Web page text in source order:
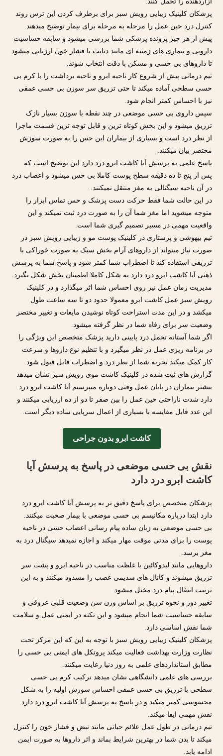
پزشکان کلینیک زیبایی رویش سبز برای برطرف کردن این ترس روند
کنترل درد حین عمل را مرحله به مرحله برای بیمار توضیح میدهند.
پیش از هر چیز پرونده پزشکی شما بررسی میشود و سابقه حساسیت
دارویی و بیماری های زمینه ای مانند دیابت یا فشار خون ارزیابی میشود
تا داروهای بی حسی و مسکن با دقت انتخاب شوند.
تیم درمانی پیش از شروع کار ناحیه ابرو و ناحیه برداشت را با کرم بی
حسی سطحی آماده میکند تا حتی تزریق سر سوزن بی حسی عمقی
نیز با احساس کمتر انجام شود.
سپس داروی بی حسی موضعی در چند نقطه با سوزن بسیار نازک
تزریق میشود و این بخش کوتاه ترین و قابل توجه ترین قسمت ماجرا
از نظر درد است و بسیاری از بیماران این حس را به صورت سوزش
مختصر بیان میکنند.
پاسخ علمی به پرسش آیا کاشت ابرو درد دارد این توضیح است که
پس از پنج تا ده دقیقه سطح پوست کاملا بی حس میشود و اعصاب درد
در آن ناحیه سیگنالی به مغز منتقل نمیکنند.
در این حالت شما فقط حرکت دست پزشک و حس تماس ابزار را
متوجه میشوید اما مغز شما آن را به صورت درد ثبت نمیکند و این
واقعیت مهمی در مسیر تصمیم گیری شما است.
تیم بیهوشی و پرستاری در کلینیک پوست مو و زیبایی رویش سبز در
صورت نیاز میتواند از داروهای آرام بخش سبک به صورت خوراکی یا
تزریقی استفاده کند تا اضطراب شما کمتر شود و پاسخ شما به پرسش
ذهنی آیا کاشت ابرو درد دارد به شکل کاملا اطمینان بخش شکل بگیرد.
مدیریت زمان عمل نیز روی احساس شما اثر میگذارد و در کلینیک
رویش سبز عمل کاشت ابرو معمولا حدود دو تا سه ساعت طول
میکشد و در این مدت استراحت کوتاه نوشیدن مایعات و تغییر مختصر
وضعیت سر برای رفاه شما در نظر گرفته میشود.
اگر شما آستانه تحمل درد پایینی دارید پزشک متخصص این ویژگی را
در برنامه ریزی عمل در نظر میگیرد و با تنظیم نوع داروها و سرعت
کار کمک میکند تجربه شما از نظر درد و اضطراب قابل قبول شود.
گزارش های ثبت شده در کلینیک کاشت موی رویش سبز نشان میدهد
بیشتر بیماران در پایان عمل وقتی دوباره میپرسیم آیا کاشت ابرو درد
دارد شدت ناراحتی حین عمل را بین صفر تا دو از ده ارزیابی میکنند و
این عدد قابل مقایسه با بسیاری از اعمال سرپایی ساده دیگر است.
کاشت ابرو بدون جراحی
نقش بی حسی موضعی در پاسخ به پرسش آیا
کاشت ابرو درد دارد
پزشکان متخصص برای پاسخ دقیق تر به پرسش آیا کاشت ابرو درد
دارد ابتدا درباره مکانیسم بی حسی موضعی با بیمار صحبت میکنند.
بی حسی موضعی به زبان ساده پیام رسانی اعصاب حسی در ناحیه
پوست را برای مدتی موقت مهار میکند و اجازه نمیدهد سیگنال درد به
مغز برسد.
داروهایی مانند لیدوکائین با غلظت مناسب در ناحیه ابرو و پشت سر
تزریق میشوند و کانال های سدیمی عصب را مسدود میکنند و به این
ترتیب انتقال پیام درد مختل میشود.
تغییر دوز و نحوه تزریق بر اساس وزن سن وضعیت قلبی عروقی و
سابقه حساسیت شما انجام میشود و این نکته در ایمنی عمل و سلامت
شما نقش اساسی دارد.
پزشکان کلینیک زیبایی رویش سبز با توجه به این که این مرکز تحت
نظارت وزارت بهداشت فعالیت میکند پروتکل های ایمنی بی حسی را
مطابق استانداردهای علمی به روز دنیا رعایت میکنند.
بررسی های علمی دانشگاهی نشان میدهد ترکیب کرم بی حسی
سطحی با تزریق بی حسی عمقی احساس سوزش اولیه را به شکل
محسوسی کمتر میکند و در پاسخ به پرسش آیا کاشت ابرو درد دارد
نقش مهمی ایفا میکند.
تیم درمانی در طول عمل علائم حیاتی مانند نبض و فشار خون را کنترل
میکند تا بدن شما در بهترین شرایط بماند و اثر داروها به صورت ایمن
ادامه یابد.